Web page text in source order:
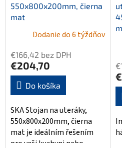
550x800x200mm, čierna
mat
Dodanie do 6 týždňov
€166,42 bez DPH
€204,70
Do košíka
SKA Stojan na uteráky,
550x800x200mm, čierna
mat je ideálním řešením
pro vaši kuchyni nebo